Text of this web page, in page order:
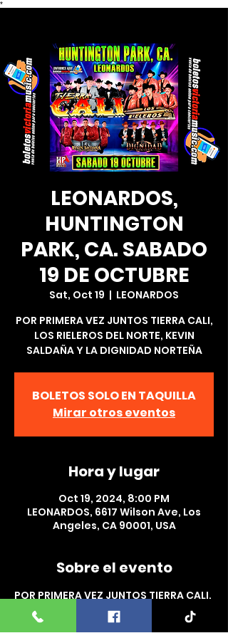
*
LEONARDOS,
HUNTINGTON
PARK, CA. SABADO
19 DE OCTUBRE
Sat, Oct 19
  |
LEONARDOS
POR PRIMERA VEZ JUNTOS TIERRA CALI,
LOS RIELEROS DEL NORTE, KEVIN
SALDAÑA Y LA DIGNIDAD NORTEÑA
BOLETOS SOLO EN TAQUILLA
Mirar otros eventos
Hora y lugar
Oct 19, 2024, 8:00 PM
LEONARDOS, 6617 Wilson Ave, Los
Angeles, CA 90001, USA
Sobre el evento
POR PRIMERA VEZ JUNTOS TIERRA CALI,
LOS RIELEROS DEL NORTE, KEVIN
SALDAÑA Y LA DIGNIDAD NORTEÑA  EN